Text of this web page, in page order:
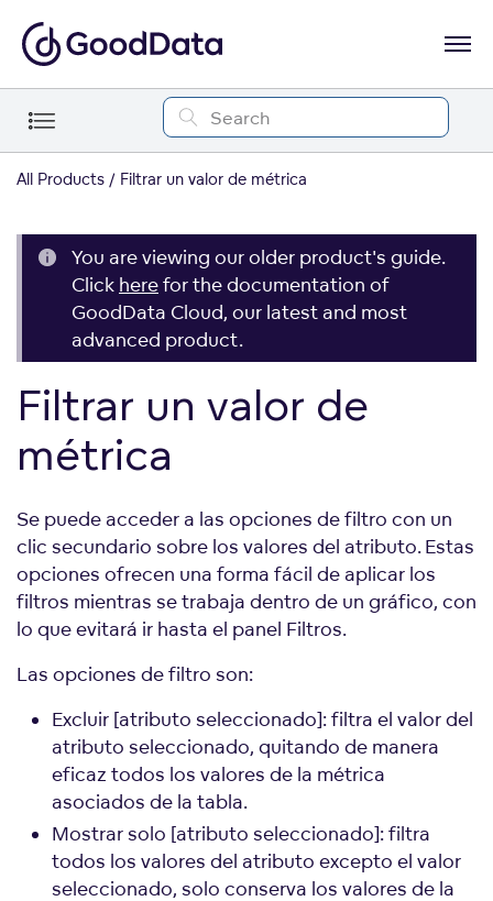
All Products Filtrar un valor de métrica
You are viewing our older product's guide.
Click herefor the documentation of
GoodData Cloud, our latest and most
advanced product.
Filtrar un valor de
métrica
Se puede acceder a las opciones de filtro con un
clic secundario sobre los valores del atributo. Estas
opciones ofrecen una forma fácil de aplicar los
filtros mientras se trabaja dentro de un gráfico, con
lo que evitará ir hasta el panel Filtros.
Las opciones de filtro son:
Excluir [atributo seleccionado]: filtra el valor del
atributo seleccionado, quitando de manera
eficaz todos los valores de la métrica
asociados de la tabla.
Mostrar solo [atributo seleccionado]: filtra
todos los valores del atributo excepto el valor
seleccionado, solo conserva los valores de la